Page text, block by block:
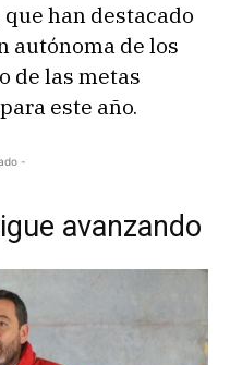
han destacado
autónoma de los
de las metas
este año.
-
avanzando